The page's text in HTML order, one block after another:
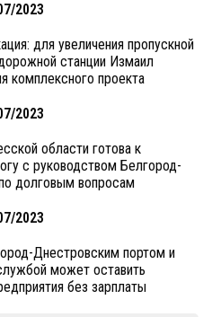
2023
для увеличения пропускной
станции Измаил
комплексного проекта
2023
области готова к
с руководством Белгород-
долговым вопросам
2023
Днестровским портом и
может оставить
без зарплаты